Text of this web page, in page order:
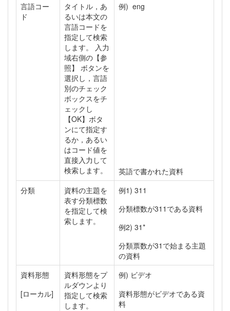
言語コー
ド
タイトル，あ
るいは本文の
言語コードを
指定して検索
します。 入力
域右側の【参
照】 ボタンを
選択し，言語
別のチェック
ボックスをチ
ェックし
【OK】ボタ
ンにて指定す
るか，あるい
はコード値を
直接入力して
検索します。
例) eng
英語で書かれた資料
分類
資料の主題を
表す分類標数
を指定して検
索します。
例1) 311
分類標数が311である資料
例2) 31*
分類票数が31で始まる主題
の資料
資料形態
資料形態をプ
ルダウンより
指定して検索
します。
例) ビデオ
[ローカル]
資料形態がビデオである資
料